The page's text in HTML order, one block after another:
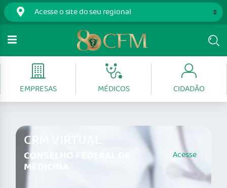
EMPRESAS MÉDICOS CIDADÃO
CRM VIRTUAL
CONSELHO FEDERAL DE
MEDICINA
Acesse